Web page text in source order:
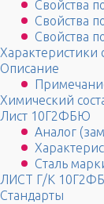
Свойства
Свойства
Свойства
Характеристики
Описание
Химический
Лист 10Г2ФБЮ
Аналог
Сталь
ЛИСТ Г/К
Стандарты